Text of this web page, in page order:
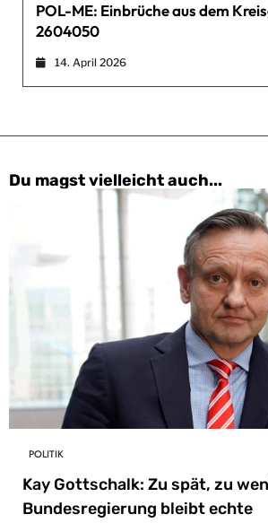
POL-ME: Einbrüche aus dem
2604050
14. April 2026
Du magst vielleicht auch...
POLITIK
Kay Gottschalk: Zu spät, zu
Bundesregierung bleibt echte